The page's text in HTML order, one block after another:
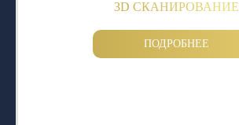
3D СКАНИРОВАНИЕ
ПОДРОБНЕЕ